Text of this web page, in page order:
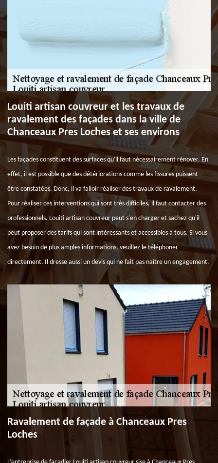
Louiti artisan couvreur et les travaux de
ravalement des façades dans la ville de
Chanceaux Pres Loches et ses environs
Les façades constituent des surfaces qu'il faut nécessairement rénover. En
effet, il est possible que des détériorations comme les fissures puissent
être constatées. Donc, il va falloir réaliser des travaux de ravalement.
Pour réaliser ces interventions qui sont très difficiles, il faut contacter des
professionnels. Louiti artisan couvreur peut s'en charger et sachez qu'il
peut proposer des tarifs qui sont intéressants et accessibles à tous. Si vous
avez besoin de plus amples informations, veuillez le téléphoner
directement. Il dresse aussi un devis qui ne fait pas naître un engagement.
Ravalement de façade à Chanceaux Pres
Loches